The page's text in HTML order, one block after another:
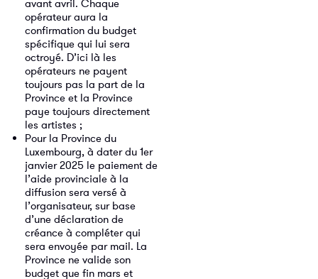
avant avril. Chaque
opérateur aura la
confirmation du budget
spécifique qui lui sera
octroyé. D’ici là les
opérateurs ne payent
toujours pas la part de la
Province et la Province
paye toujours directement
les artistes ;
Pour la Province du
Luxembourg, à dater du 1er
janvier 2025 le paiement de
l’aide provinciale à la
diffusion sera versé à
l’organisateur, sur base
d’une déclaration de
créance à compléter qui
sera envoyée par mail. La
Province ne valide son
budget que fin mars et